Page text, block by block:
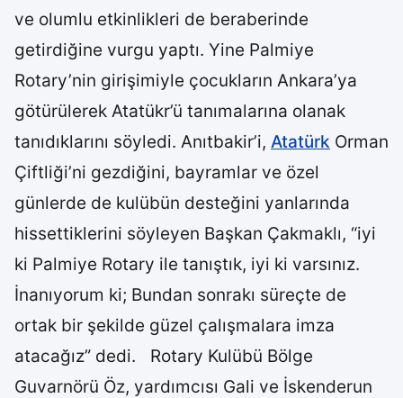
ve olumlu etkinlikleri de beraberinde
getirdiğine vurgu yaptı. Yine Palmiye
Rotary’nin girişimiyle çocukların Ankara’ya
götürülerek Atatükr’ü tanımalarına olanak
tanıdıklarını söyledi. Anıtbakir’i, Atatürk Orman
Çiftliği’ni gezdiğini, bayramlar ve özel
günlerde de kulübün desteğini yanlarında
hissettiklerini söyleyen Başkan Çakmaklı, “iyi
ki Palmiye Rotary ile tanıştık, iyi ki varsınız.
İnanıyorum ki; Bundan sonrakı süreçte de
ortak bir şekilde güzel çalışmalara imza
atacağız” dedi. Rotary Kulübü Bölge
Guvarnörü Öz, yardımcısı Gali ve İskenderun